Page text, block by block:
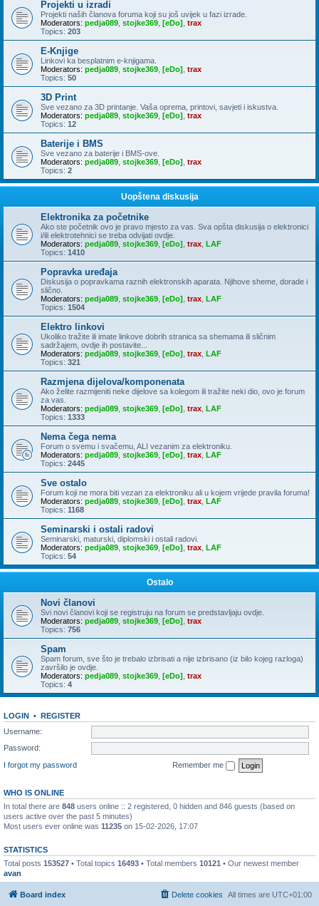
Projekti u izradi
Projekti naših članova foruma koji su još uvijek u fazi izrade.
Moderators: pedja089 stojke369 [eDo] trax
Topics: 203
E-Knjige
Linkovi ka besplatnim e-knjigama.
Moderators: pedja089 stojke369 [eDo] trax
Topics: 50
3D Print
Sve vezano za 3D printanje. Vaša oprema, printovi, savjeti i iskustva.
Moderators: pedja089 stojke369 [eDo] trax
Topics: 12
Baterije i BMS
Sve vezano za baterije i BMS-ove.
Moderators: pedja089 stojke369 [eDo] trax
Topics: 2
Uopštena diskusija
Elektronika za početnike
Ako ste početnik ovo je pravo mjesto za vas. Sva opšta diskusija o elektronici
i/ili elektrotehnici se treba odvijati ovdje.
Moderators: pedja089 stojke369 [eDo] trax LAF
Topics: 1410
Popravka uređaja
Diskusija o popravkama raznih elektronskih aparata. Njihove sheme, dorade i
slično.
Moderators: pedja089 stojke369 [eDo] trax LAF
Topics: 1504
Elektro linkovi
Ukoliko tražite ili imate linkove dobrih stranica sa shemama ili sličnim
sadržajem, ovdje ih postavite...
Moderators: pedja089 stojke369 [eDo] trax LAF
Topics: 321
Razmjena dijelova/komponenata
Ako želite razmijeniti neke dijelove sa kolegom ili tražite neki dio, ovo je forum
za vas.
Moderators: pedja089 stojke369 [eDo] trax LAF
Topics: 1333
Nema čega nema
Forum o svemu i svačemu, ALI vezanim za elektroniku.
Moderators: pedja089 stojke369 [eDo] trax LAF
Topics: 2445
Sve ostalo
Forum koji ne mora biti vezan za elektroniku ali u kojem vrijede pravila foruma!
Moderators: pedja089 stojke369 [eDo] trax LAF
Topics: 1168
Seminarski i ostali radovi
Seminarski, maturski, diplomski i ostali radovi.
Moderators: pedja089 stojke369 [eDo] trax LAF
Topics: 54
Ostalo
Novi članovi
Svi novi članovi koji se registruju na forum se predstavljaju ovdje.
Moderators: pedja089 stojke369 [eDo] trax
Topics: 756
Spam
Spam forum, sve što je trebalo izbrisati a nije izbrisano (iz bilo kojeg razloga)
završilo je ovdje.
Moderators: pedja089 stojke369 [eDo] trax
Topics: 4
LOGIN • REGISTER
Username:
Password:
I forgot my password
Remember me
WHO IS ONLINE
In total there are 848 users online :: 2 registered, 0 hidden and 846 guests (based on
users active over the past 5 minutes)
Most users ever online was 11235 on 15-02-2026, 17:07
STATISTICS
Total posts 153527 • Total topics 16493 • Total members 10121 • Our newest member
avan
Board index All times are UTC+01:00
Delete cookies